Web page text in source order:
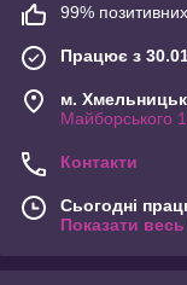
99% позитивних
Працює з
м.
Майборського
Контакти
Сьогодні
Показати